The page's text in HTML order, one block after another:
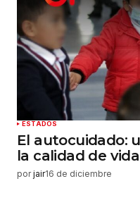
ESTADOS
El autocuidado:
la calidad de
por jair16 de diciembre